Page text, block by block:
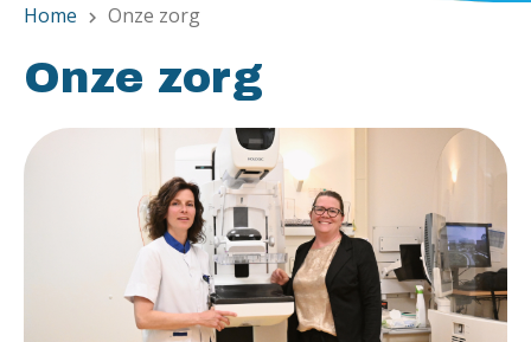
Home chevron_right Onze zorg
Onze zorg